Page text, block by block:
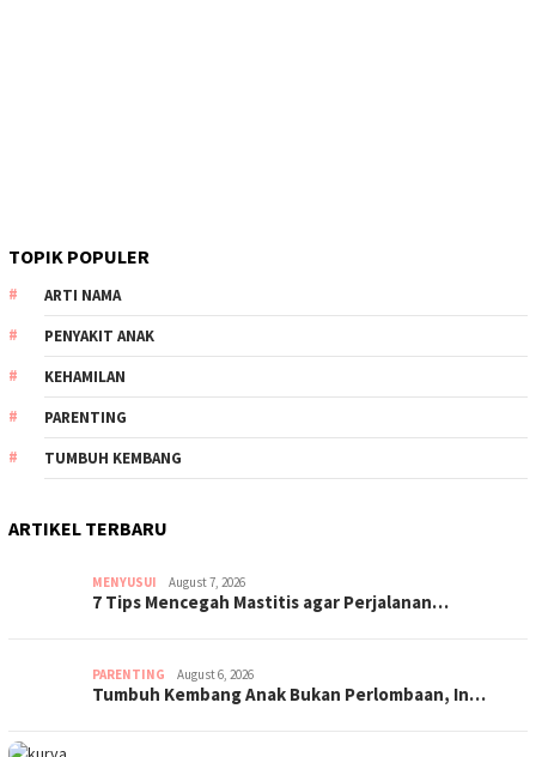
TOPIK POPULER
ARTI NAMA
PENYAKIT ANAK
KEHAMILAN
PARENTING
TUMBUH KEMBANG
ARTIKEL TERBARU
MENYUSUI August 7, 2026
7 Tips Mencegah Mastitis agar Perjalanan…
PARENTING August 6, 2026
Tumbuh Kembang Anak Bukan Perlombaan, In…